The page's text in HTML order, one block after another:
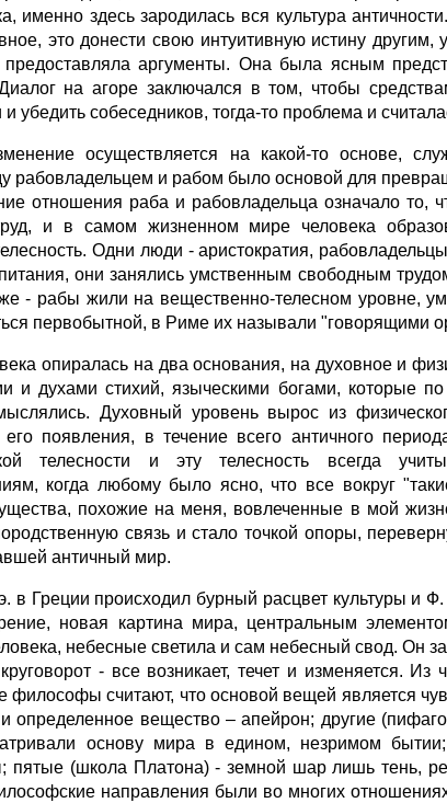
именно здесь зародилась вся культура
это донести свою интуитивную истину другим,
аргументы. Она была ясным
на агоре заключался в том, чтобы
убедить собеседников, тогда-то проблема и
осуществляется на какой-то основе,
рабовладельцем и рабом было основой для
отношения раба и рабовладельца означало то,
и в самом жизненном мире человека
Одни люди - аристократия,
они занялись умственным свободным
- рабы жили на вещественно-телесном уровне,
первобытной, в Риме их называли "говорящими
опиралась на два основания, на духовное и
и духами стихий, языческими богами, которые
Духовный уровень вырос из
появления, в течение всего античного
телесности и эту телесность всегда
когда любому было ясно, что все вокруг
похожие на меня, вовлеченные в мой
связь и стало точкой опоры,
античный мир.
в Греции происходил бурный расцвет культуры и
новая картина мира, центральным
небесные светила и сам небесный свод. Он
- все возникает, течет и изменяется. Из
философы считают, что основой вещей является
определенное вещество – апейрон; другие
основу мира в едином, незримом
(школа Платона) - земной шар лишь тень,
направления были во многих